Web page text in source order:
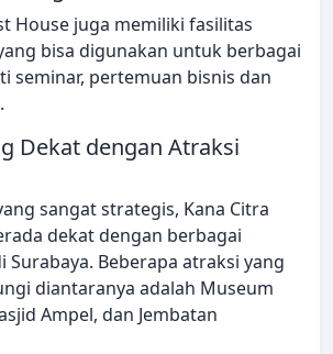
House juga memiliki fasilitas
bisa digunakan untuk berbagai
seminar, pertemuan bisnis dan
Dekat dengan Atraksi
sangat strategis, Kana Citra
dekat dengan berbagai
Surabaya. Beberapa atraksi yang
diantaranya adalah Museum
Ampel, dan Jembatan